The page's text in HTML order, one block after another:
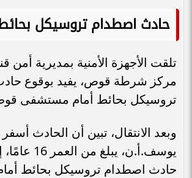
حادث اصطدام تروسيكل
تلقت الأجهزة الأمنية بمديرية أمن
مركز شرطة قوص، يفيد بوقوع
تروسيكل بحائط أمام مستشفى
وبعد الانتقال، تبين أن الحادث
يوسف.أ.ن، يبلغ
حادث اصطدام تروسيكل بحائط